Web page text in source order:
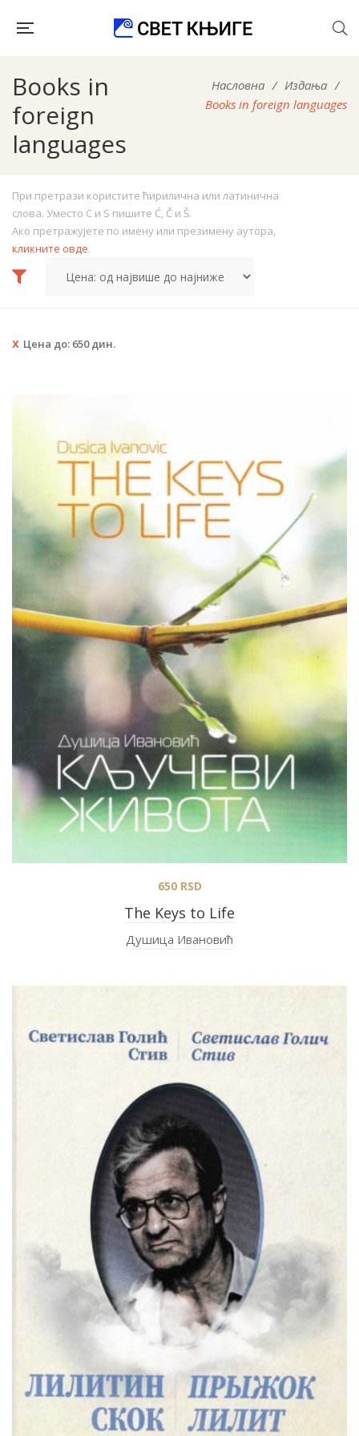
Books in
foreign
languages
Насловна / Издања /
Books in foreign languages
При претрази користите ћирилична или латинична
слова. Уместо C и S пишите Ć, Č и Š.
Ако претражујете по имену или презимену аутора,
кликните овде.
Цена до: 650дин.
The Keys to Life
650RSD
Душица Ивановић